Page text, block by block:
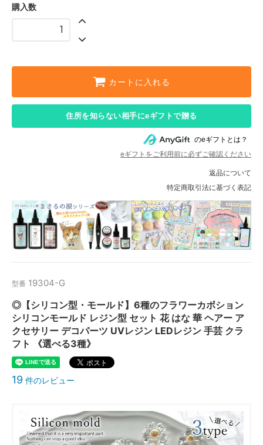
購入数
カートに入れる
住所を知らない相手にeギフトで贈る
のeギフトとは？
eギフトをご利用前に必ずご確認ください
返品について
特定商取引法に基づく表記
型番 19304-G
◎【シリコン型・モールド】6種のフラワーカボション
シリコンモールド レジン型 セット 花 はな 華 ヘアー ア
クセサリー デコパーツ UVレジン LEDレジン 手芸 クラ
フト 《選べる3種》
19 件のレビュー